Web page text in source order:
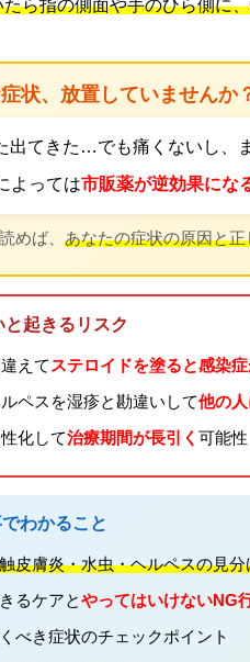
ら指の側面や手のひら側に
状、放置していませんか
出てきた…でも痛くないし、
よっては市販薬が逆効果にな
めば、 あなたの症状の原因と
起きるリスク
えて ステロイドを塗ると感染
ペスを湿疹と勘違いして他の
化して治療期間が長引く 可能性
わかること
皮膚炎・水虫・ヘルペスの見分
るケアとやってはいけないNG
べき症状のチェックポイント